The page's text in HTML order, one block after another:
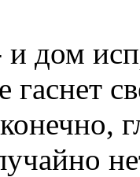
дом